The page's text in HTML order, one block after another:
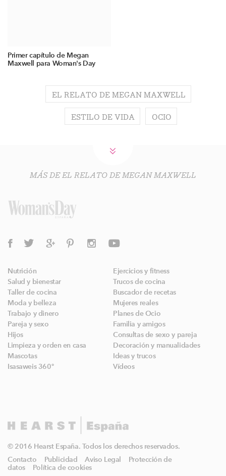
Primer capítulo de Megan
Maxwell para Woman's Day
EL RELATO DE MEGAN MAXWELL
ESTILO DE VIDA OCIO
MÁS DE EL RELATO DE MEGAN MAXWELL
Nutrición
Ejercicios y fitness
Salud y bienestar
Trucos de cocina
Taller de cocina
Buscador de recetas
Moda y belleza
Mujeres reales
Trabajo y dinero
Planes de Ocio
Pareja y sexo
Familia y amigos
Hijos
Consultas de sexo y pareja
Limpieza y orden en casa
Decoración y manualidades
Mascotas
Ideas y trucos
Isasaweis 360º
Vídeos
© 2016 Hearst España. Todos los derechos reservados.
Contacto
Publicidad Aviso Legal
Protección de
datos
Política de cookies